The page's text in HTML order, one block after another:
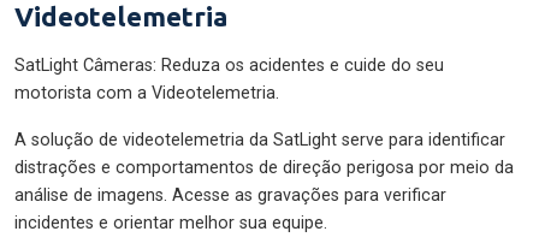
Videotelemetria
SatLight Câmeras: Reduza os acidentes e cuide do seu
motorista com a Videotelemetria.
A solução de videotelemetria da SatLight serve para identificar
distrações e comportamentos de direção perigosa por meio da
análise de imagens. Acesse as gravações para verificar
incidentes e orientar melhor sua equipe.